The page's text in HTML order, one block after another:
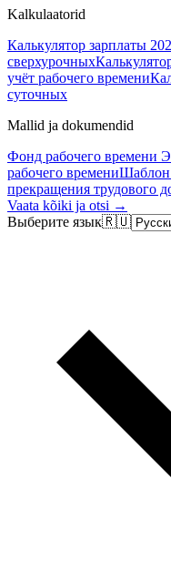
Kalkulaatorid
Калькулятор зарплаты
сверхурочных
учёт рабочего времени
суточных
Mallid ja dokumendid
Фонд рабочего времени
рабочего времениШаблон
прекращения трудового
Vaata kõiki ja otsi →
Выберите язык🇷🇺